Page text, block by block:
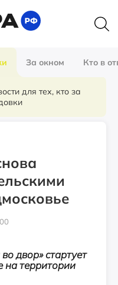
За окном Кто в
для тех, кто за
двор» стартует
на территории